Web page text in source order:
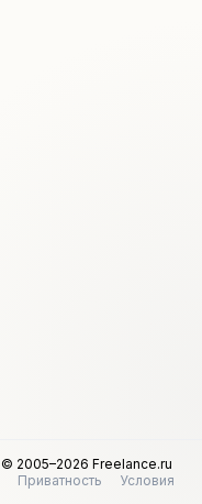
© 2005–2026 Freelance.ru
Приватность
Условия